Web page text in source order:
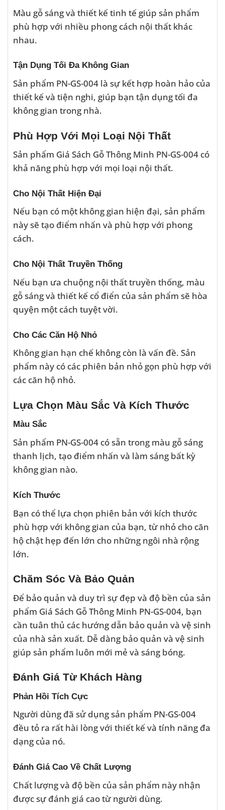
Màu gỗ sáng và thiết kế tinh tế giúp sản phẩm
phù hợp với nhiều phong cách nội thất khác
nhau.
Tận Dụng Tối Đa Không Gian
Sản phẩm PN-GS-004 là sự kết hợp hoàn hảo của
thiết kế và tiện nghi, giúp bạn tận dụng tối đa
không gian trong nhà.
Phù Hợp Với Mọi Loại Nội Thất
Sản phẩm Giá Sách Gỗ Thông Minh PN-GS-004 có
khả năng phù hợp với mọi loại nội thất.
Cho Nội Thất Hiện Đại
Nếu bạn có một không gian hiện đại, sản phẩm
này sẽ tạo điểm nhấn và phù hợp với phong
cách.
Cho Nội Thất Truyền Thống
Nếu bạn ưa chuộng nội thất truyền thống, màu
gỗ sáng và thiết kế cổ điển của sản phẩm sẽ hòa
quyện một cách tuyệt vời.
Cho Các Căn Hộ Nhỏ
Không gian hạn chế không còn là vấn đề. Sản
phẩm này có các phiên bản nhỏ gọn phù hợp với
các căn hộ nhỏ.
Lựa Chọn Màu Sắc Và Kích Thước
Màu Sắc
Sản phẩm PN-GS-004 có sẵn trong màu gỗ sáng
thanh lịch, tạo điểm nhấn và làm sáng bất kỳ
không gian nào.
Kích Thước
Bạn có thể lựa chọn phiên bản với kích thước
phù hợp với không gian của bạn, từ nhỏ cho căn
hộ chật hẹp đến lớn cho những ngôi nhà rộng
lớn.
Chăm Sóc Và Bảo Quản
Để bảo quản và duy trì sự đẹp và độ bền của sản
phẩm Giá Sách Gỗ Thông Minh PN-GS-004, bạn
cần tuân thủ các hướng dẫn bảo quản và vệ sinh
của nhà sản xuất. Dễ dàng bảo quản và vệ sinh
giúp sản phẩm luôn mới mẻ và sáng bóng.
Đánh Giá Từ Khách Hàng
Phản Hồi Tích Cực
Người dùng đã sử dụng sản phẩm PN-GS-004
đều tỏ ra rất hài lòng với thiết kế và tính năng đa
dạng của nó.
Đánh Giá Cao Về Chất Lượng
Chất lượng và độ bền của sản phẩm này nhận
được sự đánh giá cao từ người dùng.